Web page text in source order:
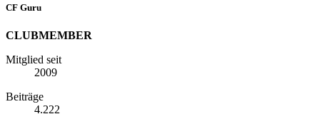
CF Guru
CLUBMEMBER
Mitglied seit
2009
Beiträge
4.222